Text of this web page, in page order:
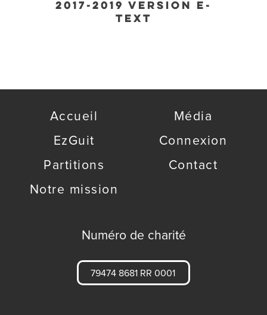
2017-2019 VERSION E-
TEXT
Accueil
EzGuit
Partitions
Notre mission
Média
Connexion
Contact
Numéro de charité
79474 8681 RR 0001